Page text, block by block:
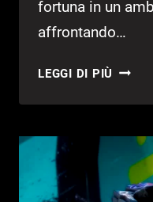
fortuna in un
affrontando…
LEGGI DI PIÙ
DATA